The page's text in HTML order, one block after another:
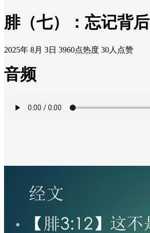
腓（七）：忘记背后
2025年 8月 3日 3960点热度 30人点赞
音频